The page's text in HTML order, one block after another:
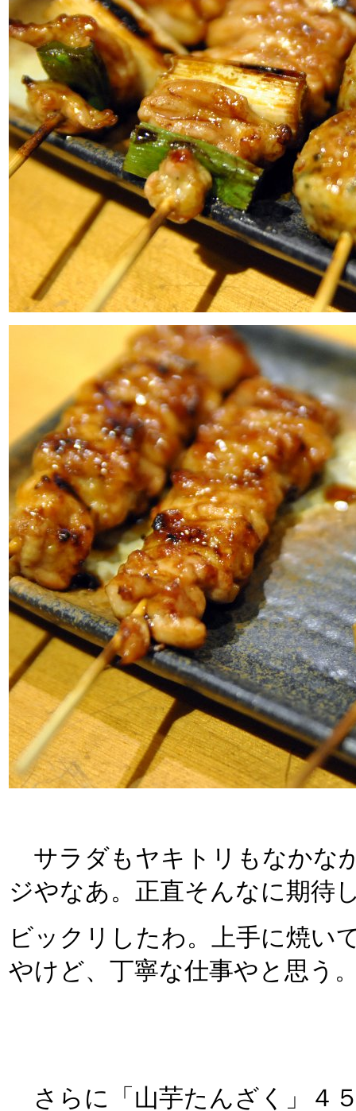
サラダもヤキトリもなかな
ジやなあ。正直そんなに期待
ビックリしたわ。上手に焼い
やけど、丁寧な仕事やと思う
さらに「山芋たんざく」４